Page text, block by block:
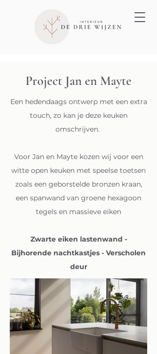
Project Jan en Mayte
Een hedendaags ontwerp met een extra
touch, zo kan je deze keuken
omschrijven.
Voor Jan en Mayte kozen wij voor een
witte open keuken met speelse toetsen
zoals een geborstelde bronzen kraan,
een spanwand van groene hexagoon
tegels en massieve eiken
Zwarte eiken lastenwand -
Bijhorende nachtkastjes - Verscholen
deur